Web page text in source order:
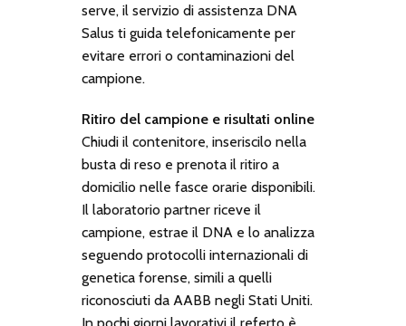
serve, il servizio di assistenza DNA
Salus ti guida telefonicamente per
evitare errori o contaminazioni del
campione.
Ritiro del campione e risultati online
Chiudi il contenitore, inseriscilo nella
busta di reso e prenota il ritiro a
domicilio nelle fasce orarie disponibili.
Il laboratorio partner riceve il
campione, estrae il DNA e lo analizza
seguendo protocolli internazionali di
genetica forense, simili a quelli
riconosciuti da AABB negli Stati Uniti.
In pochi giorni lavorativi il referto è